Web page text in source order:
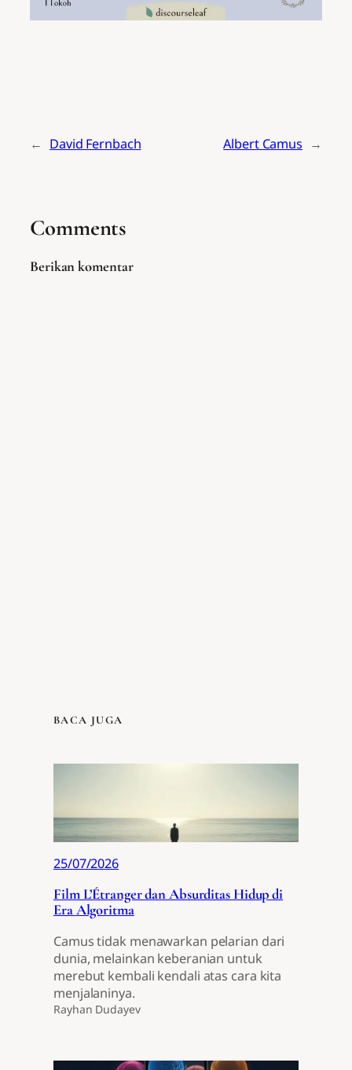
← David Fernbach Albert Camus →
Comments
Berikan komentar
BACA JUGA
25/07/2026
Film L’Étranger dan Absurditas Hidup di
Era Algoritma
Camus tidak menawarkan pelarian dari
dunia, melainkan keberanian untuk
merebut kembali kendali atas cara kita
menjalaninya.
Rayhan Dudayev